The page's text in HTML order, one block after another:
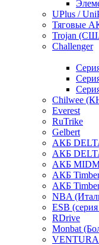
UPlus /
Тяговые
Trojan
Challenger
Chilwee
Everest
RuTrike
Gelbert
АКБ
АКБ
АКБ
АКБ
АКБ
NBA
ESB
RDrive
Monbat
VENTURA